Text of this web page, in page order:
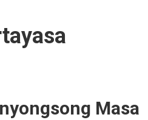
Masa